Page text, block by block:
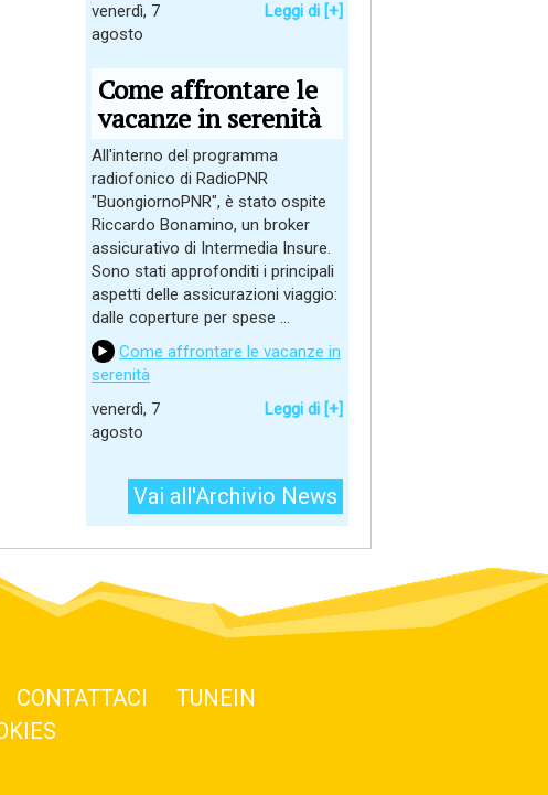
venerdì, 7
agosto
Leggi di [+]
Come affrontare le
vacanze in serenità
All'interno del programma
radiofonico di RadioPNR
"BuongiornoPNR", è stato ospite
Riccardo Bonamino, un broker
assicurativo di Intermedia Insure.
Sono stati approfonditi i principali
aspetti delle assicurazioni viaggio:
dalle coperture per spese ...
Come affrontare le vacanze in
serenità
venerdì, 7
agosto
Leggi di [+]
Vai all'Archivio News
CONTATTACI
TUNEIN